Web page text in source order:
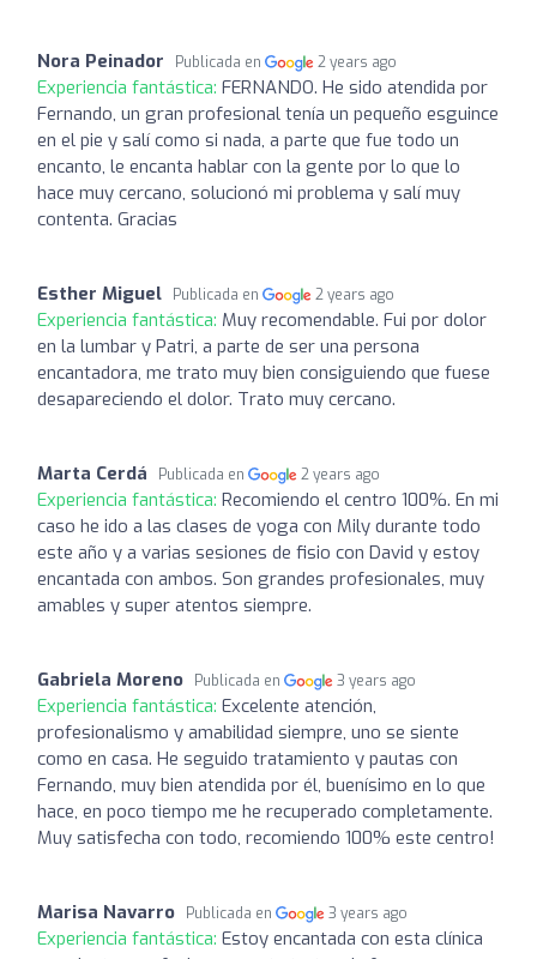
Nora Peinador Publicada en 2 years ago
Experiencia fantástica: FERNANDO. He sido atendida por
Fernando, un gran profesional tenía un pequeño esguince
en el pie y salí como si nada, a parte que fue todo un
encanto, le encanta hablar con la gente por lo que lo
hace muy cercano, solucionó mi problema y salí muy
contenta. Gracias
Esther Miguel Publicada en 2 years ago
Experiencia fantástica: Muy recomendable. Fui por dolor
en la lumbar y Patri, a parte de ser una persona
encantadora, me trato muy bien consiguiendo que fuese
desapareciendo el dolor. Trato muy cercano.
Marta Cerdá Publicada en 2 years ago
Experiencia fantástica: Recomiendo el centro 100%. En mi
caso he ido a las clases de yoga con Mily durante todo
este año y a varias sesiones de fisio con David y estoy
encantada con ambos. Son grandes profesionales, muy
amables y super atentos siempre.
Gabriela Moreno Publicada en 3 years ago
Experiencia fantástica: Excelente atención,
profesionalismo y amabilidad siempre, uno se siente
como en casa. He seguido tratamiento y pautas con
Fernando, muy bien atendida por él, buenísimo en lo que
hace, en poco tiempo me he recuperado completamente.
Muy satisfecha con todo, recomiendo 100% este centro!
Marisa Navarro Publicada en 3 years ago
Experiencia fantástica: Estoy encantada con esta clínica